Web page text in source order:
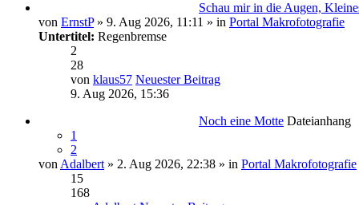
Schau mir in die Augen,
von ErnstP» 9. Aug 2026, 11:11 » in Portal Makrofotografie
Untertitel: Regenbremse
2
28
von klaus57 Neuester Beitrag
9. Aug 2026, 15:36
Noch eine Motte Dateianhang
1
2
von Adalbert » 2. Aug 2026, 22:38 » in Portal Makrofotografie
15
168